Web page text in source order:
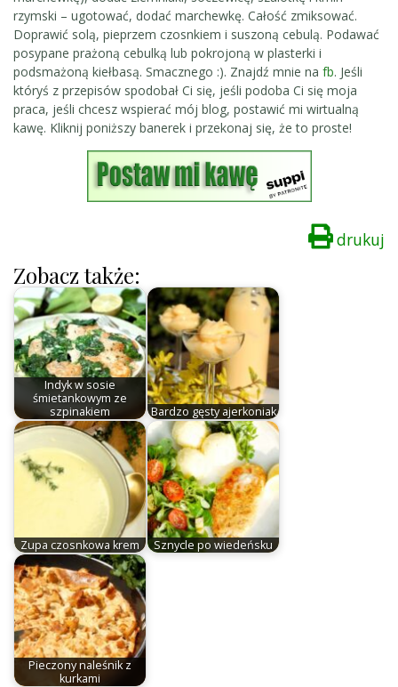
rzymski – ugotować, dodać marchewkę. Całość zmiksować.
Doprawić solą, pieprzem czosnkiem i suszoną cebulą. Podawać
posypane prażoną cebulką lub pokrojoną w plasterki i
podsmażoną kiełbasą. Smacznego :). Znajdź mnie na fb. Jeśli
któryś z przepisów spodobał Ci się, jeśli podoba Ci się moja
praca, jeśli chcesz wspierać mój blog, postawić mi wirtualną
kawę. Kliknij poniższy banerek i przekonaj się, że to proste!
drukuj
Zobacz także:
Indyk w sosie
śmietankowym ze
szpinakiem
Bardzo gęsty ajerkoniak
Zupa czosnkowa krem Sznycle po wiedeńsku
Pieczony naleśnik z
kurkami